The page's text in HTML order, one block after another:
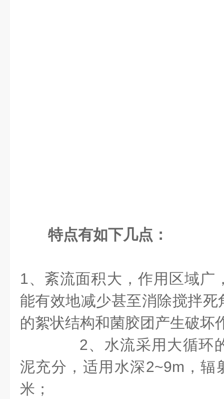
特点有如下几点：
1、紊流面积大，作用区域广
能有效地减少甚至消除搅拌
的絮状结构和菌胶团产生破坏
2、水流采用大循环
泥充分，适用水深2~9m，辐
米；